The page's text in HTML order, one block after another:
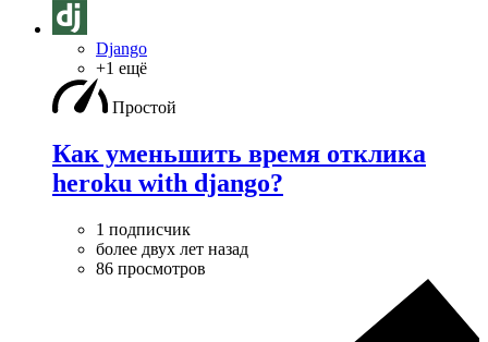
Django
+1 ещё
Простой
Как уменьшить время отклика
heroku with django?
1 подписчик
более двух лет назад
86 просмотров